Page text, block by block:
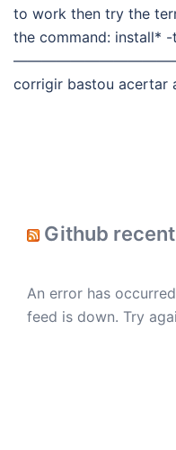
to work then try the
the command: install*
corrigir bastou acertar
Github
An error has
feed is down. Try